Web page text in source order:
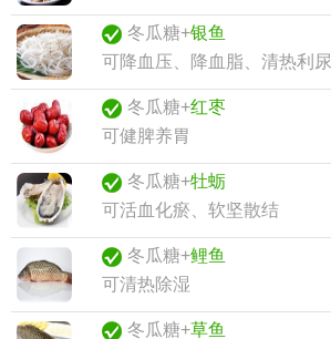
冬瓜糖+银鱼
可降血压、降血脂、清热利尿
冬瓜糖+红枣
可健脾养胃
冬瓜糖+牡蛎
可活血化瘀、软坚散结
冬瓜糖+鲤鱼
可清热除湿
冬瓜糖+草鱼